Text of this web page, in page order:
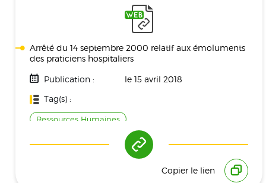
Arrêté du 14 septembre 2000 relatif aux émoluments
des praticiens hospitaliers
Publication :
le 15 avril 2018
Tag(s) :
Ressources Humaines
Copier le lien